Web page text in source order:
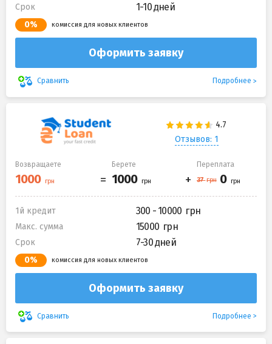
Срок 1-10 дней
0% комиссия для новых клиентов
Оформить заявку
Сравнить Подробнее
Отзывов: 1
Возвращаете Берете Переплата
1й кредит 300 - 10000
Макс. сумма 15000
Срок 7-30 дней
0% комиссия для новых клиентов
Оформить заявку
Сравнить Подробнее